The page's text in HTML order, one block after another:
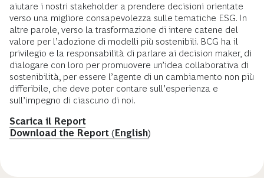
aiutare i nostri stakeholder a prendere decisioni orientate
verso una migliore consapevolezza sulle tematiche ESG. In
altre parole, verso la trasformazione di intere catene del
valore per l’adozione di modelli più sostenibili. BCG ha il
privilegio e la responsabilità di parlare ai decision maker, di
dialogare con loro per promuovere un’idea collaborativa di
sostenibilità, per essere l’agente di un cambiamento non più
differibile, che deve poter contare sull’esperienza e
sull’impegno di ciascuno di noi.
Scarica il Report
Download the Report (English)